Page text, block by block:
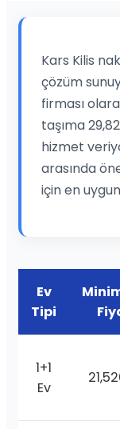
Kars Kilis
çözüm
firması
taşıma
hizmet
arasında
için en
Ev
Tipi
1+1
Ev